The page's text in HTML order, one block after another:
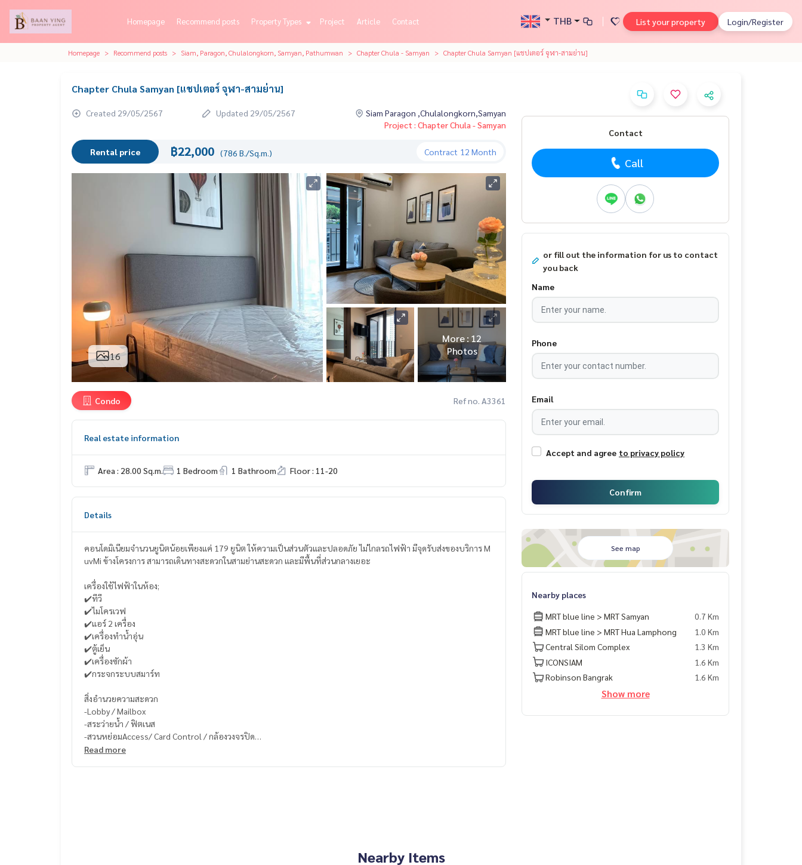
Homepage Recommend posts Property Types Project Article Contact THB List your property Login/Register
Homepage Recommend posts Siam, Paragon, Chulalongkorn, Samyan, Pathumwan Chapter Chula - Samyan Chapter Chula Samyan [แชปเตอร์ จุฬา-สามย่าน]
Chapter Chula Samyan [แชปเตอร์ จุฬา-สามย่าน]
Created 29/05/2567 Updated 29/05/2567
Siam Paragon ,Chulalongkorn,Samyan
Project : Chapter Chula - Samyan
Rental price ฿22,000 (786 B./Sq.m.) Contract 12 Month
16
More : 12
Photos
Condo Ref no. A3361
Real estate information
Area : 28.00 Sq.m. 1 Bedroom 1 Bathroom Floor : 11-20
Details
คอนโดมิเนียมจำนวนยูนิตน้อยเพียงแค่ 179 ยูนิต ให้ความเป็นส่วนตัวและปลอดภัย ไม่ไกลรถไฟฟ้า มีจุดรับส่งของบริการ M
uvMi ข้างโครงการ สามารถเดินทางสะดวกในสามย่านสะดวก และมีพื้นที่ส่วนกลางเยอะ
เครื่องใช้ไฟฟ้าในห้อง;
✔️ทีวี
✔️ไมโครเวฟ
✔️แอร์ 2 เครื่อง
✔️เครื่องทำน้ำอุ่น
✔️ตู้เย็น
✔️เครื่องซักผ้า
✔️กระจกระบบสมาร์ท
สิ่งอำนวยความสะดวก
-Lobby / Mailbox
-สระว่ายน้ำ / ฟิตเนส
-สวนหย่อมAccess/ Card Control / กล้องวงจรปิด
-ระบบรักษาความปลอดภัยตลอด 24 ชม.
Read more
Contact
Call
or fill out the information for us to contact
you back
Name
Phone
Email
Accept and agree to privacy policy
Confirm
See map
Nearby places
MRT blue line > MRT Samyan
0.7 Km
MRT blue line > MRT Hua Lamphong
1.0 Km
Central Silom Complex
1.3 Km
ICONSIAM
1.6 Km
Robinson Bangrak
1.6 Km
Show more
Nearby Items